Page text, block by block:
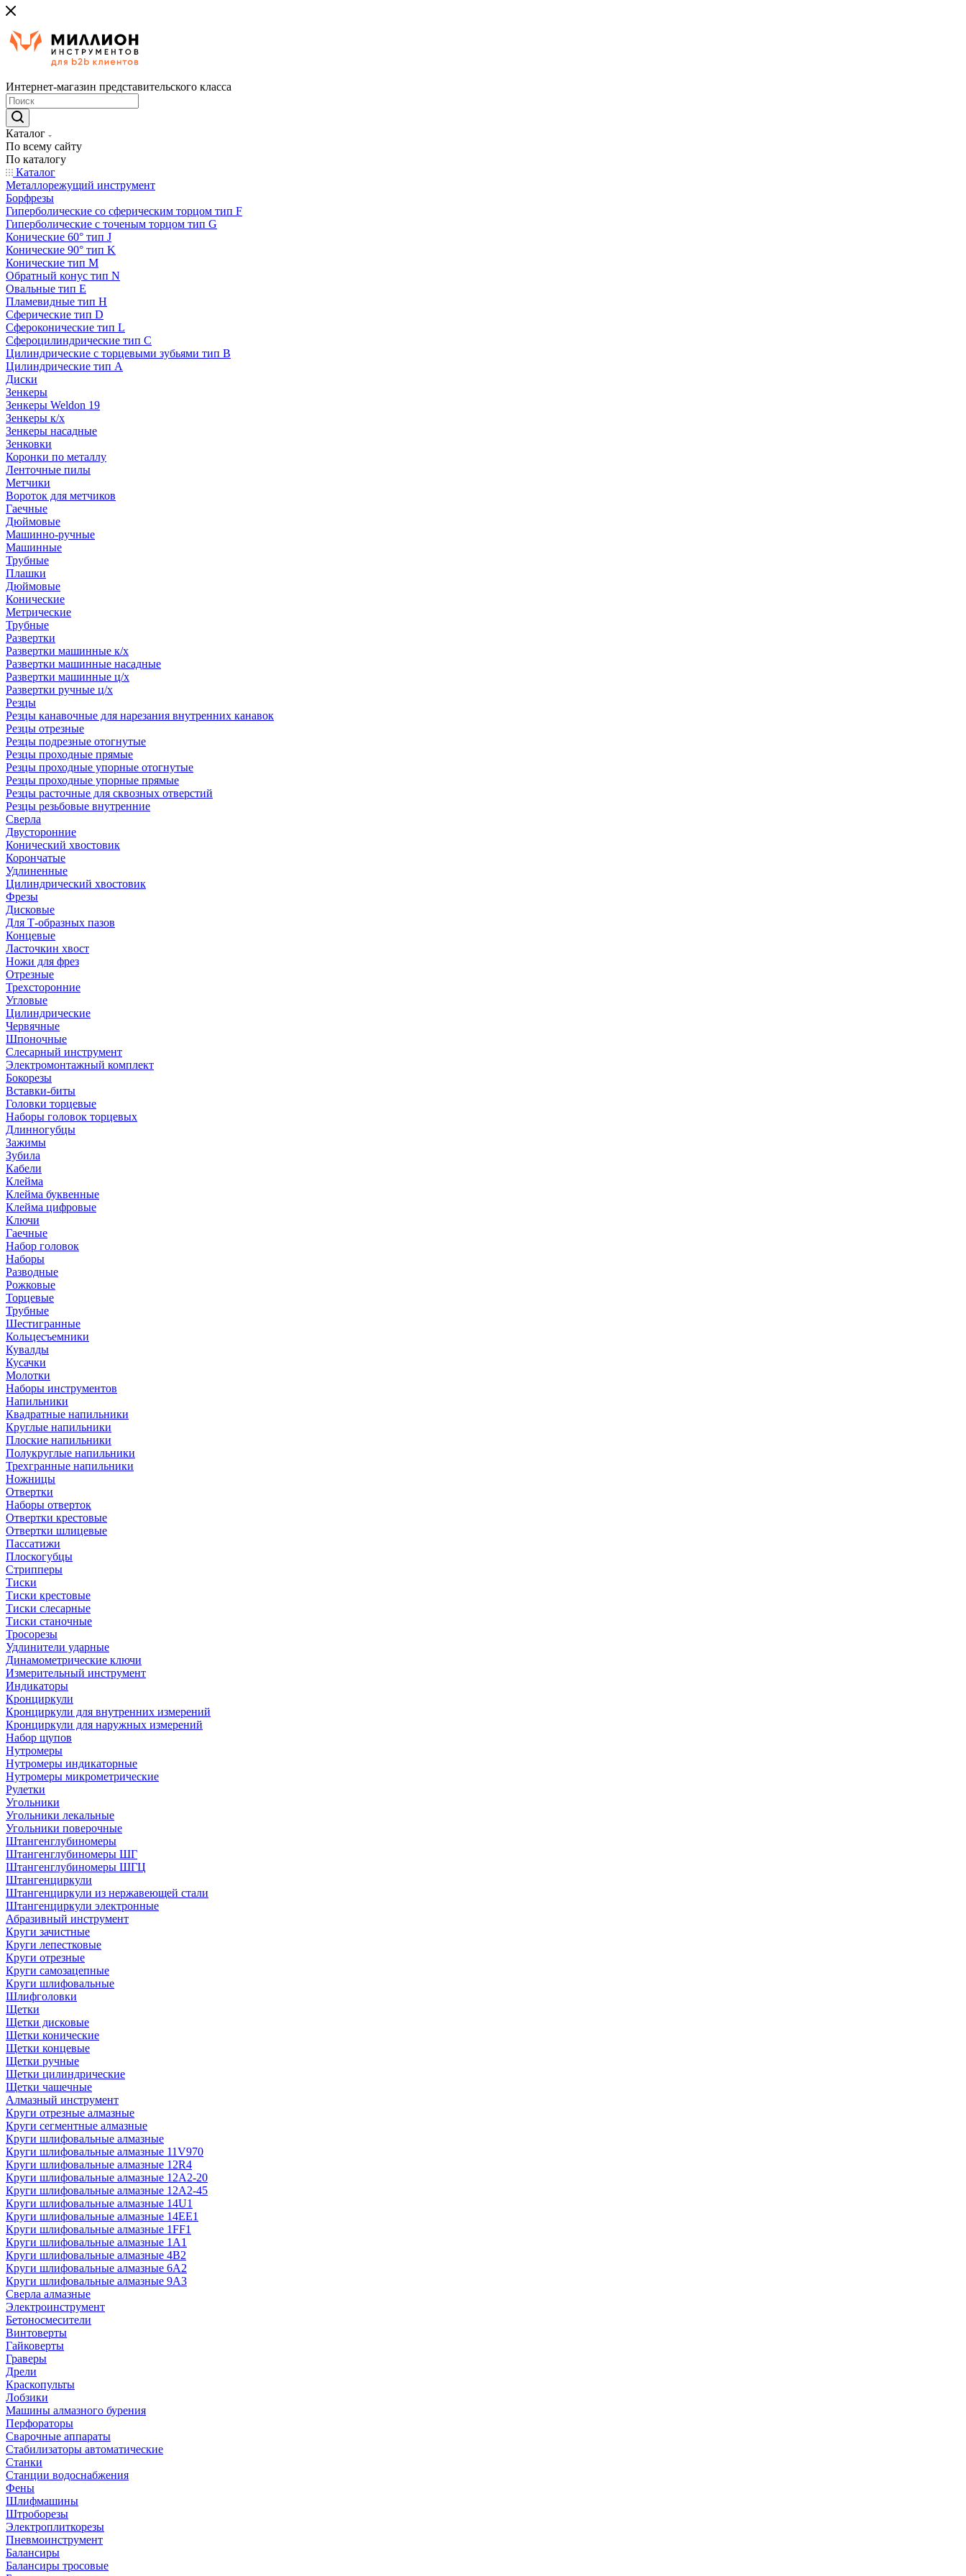
Интернет-магазин представительского класса
Каталог
По всему сайту
По каталогу
Каталог
Металлорежущий инструмент
Борфрезы
Гиперболические cо сферическим торцом тип F
Гиперболические с точеным торцом тип G
Конические 60° тип J
Конические 90° тип K
Конические тип M
Обратный конус тип N
Овальные тип E
Пламевидные тип H
Сферические тип D
Сфероконические тип L
Сфероцилиндрические тип C
Цилиндрические с торцевыми зубьями тип B
Цилиндрические тип А
Диски
Зенкеры
Зенкеры Weldon 19
Зенкеры к/х
Зенкеры насадные
Зенковки
Коронки по металлу
Ленточные пилы
Метчики
Вороток для метчиков
Гаечные
Дюймовые
Машинно-ручные
Машинные
Трубные
Плашки
Дюймовые
Конические
Метрические
Трубные
Развертки
Развертки машинные к/х
Развертки машинные насадные
Развертки машинные ц/х
Развертки ручные ц/х
Резцы
Резцы канавочные для нарезания внутренних канавок
Резцы отрезные
Резцы подрезные отогнутые
Резцы проходные прямые
Резцы проходные упорные отогнутые
Резцы проходные упорные прямые
Резцы расточные для сквозных отверстий
Резцы резьбовые внутренние
Сверла
Двусторонние
Конический хвостовик
Корончатые
Удлиненные
Цилиндрический хвостовик
Фрезы
Дисковые
Для Т-образных пазов
Концевые
Ласточкин хвост
Ножи для фрез
Отрезные
Трехсторонние
Угловые
Цилиндрические
Червячные
Шпоночные
Слесарный инструмент
Электромонтажный комплект
Бокорезы
Вставки-биты
Головки торцевые
Наборы головок торцевых
Длинногубцы
Зажимы
Зубила
Кабели
Клейма
Клейма буквенные
Клейма цифровые
Ключи
Гаечные
Набор головок
Наборы
Разводные
Рожковые
Торцевые
Трубные
Шестигранные
Кольцесъемники
Кувалды
Кусачки
Молотки
Наборы инструментов
Напильники
Квадратные напильники
Круглые напильники
Плоские напильники
Полукруглые напильники
Трехгранные напильники
Ножницы
Отвертки
Наборы отверток
Отвертки крестовые
Отвертки шлицевые
Пассатижи
Плоскогубцы
Стрипперы
Тиски
Тиски крестовые
Тиски слесарные
Тиски станочные
Тросорезы
Удлинители ударные
Динамометрические ключи
Измерительный инструмент
Индикаторы
Кронциркули
Кронциркули для внутренних измерений
Кронциркули для наружных измерений
Набор щупов
Нутромеры
Нутромеры индикаторные
Нутромеры микрометрические
Рулетки
Угольники
Угольники лекальные
Угольники поверочные
Штангенглубиномеры
Штангенглубиномеры ШГ
Штангенглубиномеры ШГЦ
Штангенциркули
Штангенциркули из нержавеющей стали
Штангенциркули электронные
Абразивный инструмент
Круги зачистные
Круги лепестковые
Круги отрезные
Круги самозацепные
Круги шлифовальные
Шлифголовки
Щетки
Щетки дисковые
Щетки конические
Щетки концевые
Щетки ручные
Щетки цилиндрические
Щетки чашечные
Алмазный инструмент
Круги отрезные алмазные
Круги сегментные алмазные
Круги шлифовальные алмазные
Круги шлифовальные алмазные 11V970
Круги шлифовальные алмазные 12R4
Круги шлифовальные алмазные 12А2-20
Круги шлифовальные алмазные 12А2-45
Круги шлифовальные алмазные 14U1
Круги шлифовальные алмазные 14ЕЕ1
Круги шлифовальные алмазные 1FF1
Круги шлифовальные алмазные 1А1
Круги шлифовальные алмазные 4В2
Круги шлифовальные алмазные 6A2
Круги шлифовальные алмазные 9А3
Сверла алмазные
Электроинструмент
Бетоносмесители
Винтоверты
Гайковерты
Граверы
Дрели
Краскопульты
Лобзики
Машины алмазного бурения
Перфораторы
Сварочные аппараты
Стабилизаторы автоматические
Станки
Станции водоснабжения
Фены
Шлифмашины
Штроборезы
Электроплиткорезы
Пневмоинструмент
Балансиры
Балансиры тросовые